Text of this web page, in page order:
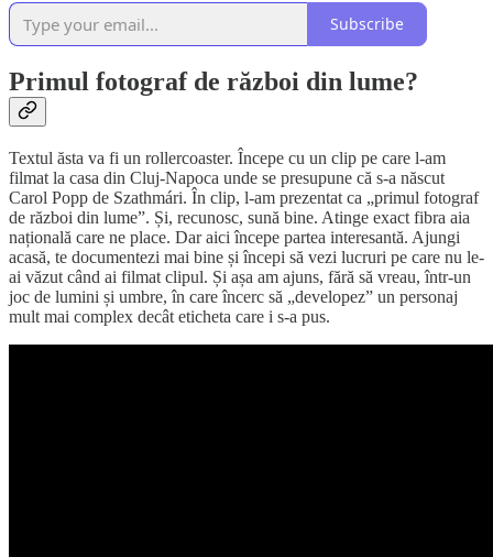
Subscribe
Primul fotograf de război din lume?
Textul ăsta va fi un rollercoaster. Începe cu un clip pe care l-am
filmat la casa din Cluj-Napoca unde se presupune că s-a născut
Carol Popp de Szathmári. În clip, l-am prezentat ca „primul fotograf
de război din lume”. Și, recunosc, sună bine. Atinge exact fibra aia
națională care ne place. Dar aici începe partea interesantă. Ajungi
acasă, te documentezi mai bine și începi să vezi lucruri pe care nu le-
ai văzut când ai filmat clipul. Și așa am ajuns, fără să vreau, într-un
joc de lumini și umbre, în care încerc să „developez” un personaj
mult mai complex decât eticheta care i s-a pus.